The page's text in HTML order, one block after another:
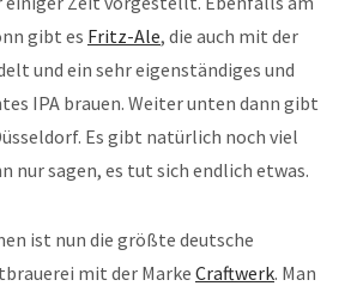
gibt es Fritz-Ale, die auch mit der
und ein sehr eigenständiges und
IPA brauen. Weiter unten dann gibt
Es gibt natürlich noch viel
nur sagen, es tut sich endlich etwas.
ist nun die größte deutsche
mit der Marke Craftwerk. Man